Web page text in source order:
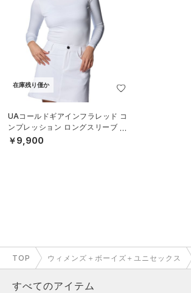
在庫残り僅か
UAコールドギアインフラレッド コ
ンプレッション ロングスリーブ モ
ックネック シャツ（ゴルフ/WOME
￥9,900
TOP ウィメンズ＋ボーイズ＋ユニセックス
すべてのアイテム